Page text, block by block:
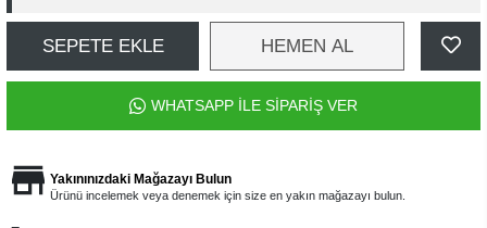
SEPETE EKLE HEMEN AL
WHATSAPP İLE SİPARİŞ VER
Yakınınızdaki Mağazayı Bulun
Ürünü incelemek veya denemek için size en yakın mağazayı bulun.